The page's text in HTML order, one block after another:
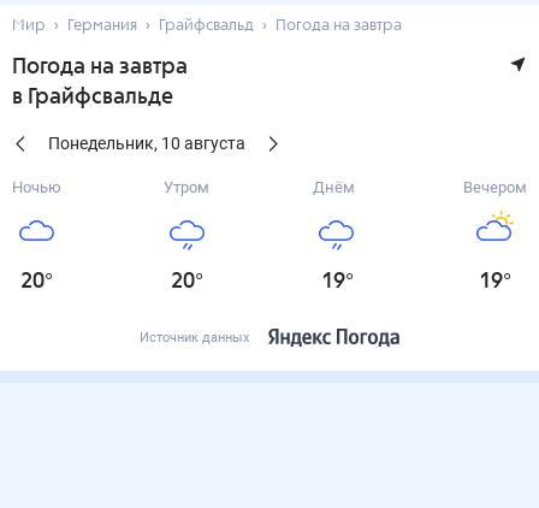
Мир Германия Грайфсвальд Погода на завтра
Погода на завтра
в Грайфсвальде
Понедельник, 10 августа
Ночью
20°
Утром
20°
Днём
19°
Вечером
19°
Источник данных